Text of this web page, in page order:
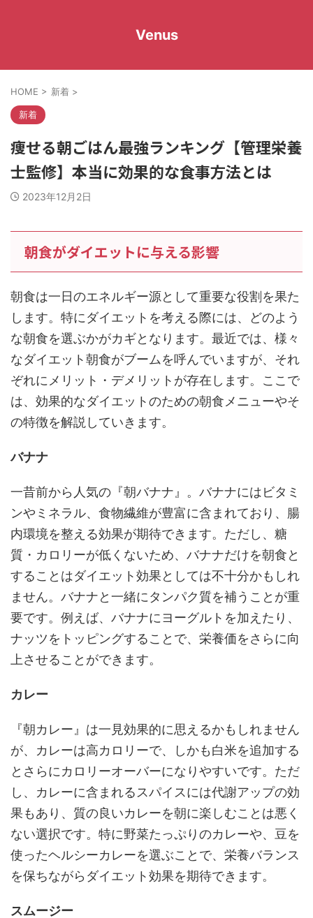
Venus
HOME > 新着 >
新着
痩せる朝ごはん最強ランキング【管理栄養
士監修】本当に効果的な食事方法とは
2023年12月2日
朝食がダイエットに与える影響
朝食は一日のエネルギー源として重要な役割を果た
します。特にダイエットを考える際には、どのよう
な朝食を選ぶかがカギとなります。最近では、様々
なダイエット朝食がブームを呼んでいますが、それ
ぞれにメリット・デメリットが存在します。ここで
は、効果的なダイエットのための朝食メニューやそ
の特徴を解説していきます。
バナナ
一昔前から人気の『朝バナナ』。バナナにはビタミ
ンやミネラル、食物繊維が豊富に含まれており、腸
内環境を整える効果が期待できます。ただし、糖
質・カロリーが低くないため、バナナだけを朝食と
することはダイエット効果としては不十分かもしれ
ません。バナナと一緒にタンパク質を補うことが重
要です。例えば、バナナにヨーグルトを加えたり、
ナッツをトッピングすることで、栄養価をさらに向
上させることができます。
カレー
『朝カレー』は一見効果的に思えるかもしれません
が、カレーは高カロリーで、しかも白米を追加する
とさらにカロリーオーバーになりやすいです。ただ
し、カレーに含まれるスパイスには代謝アップの効
果もあり、質の良いカレーを朝に楽しむことは悪く
ない選択です。特に野菜たっぷりのカレーや、豆を
使ったヘルシーカレーを選ぶことで、栄養バランス
を保ちながらダイエット効果を期待できます。
スムージー